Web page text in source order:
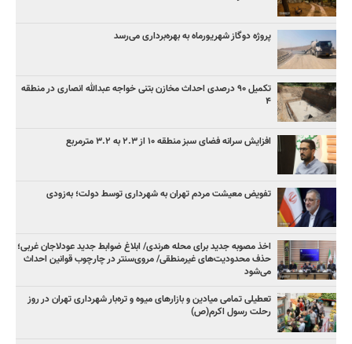
پروژه دوگاز شهریورماه به بهره‌برداری می‌رسد
تکمیل ۹۰ درصدی احداث مخازن بتنی خواجه عبدالله انصاری در منطقه
۴
افزایش سرانه فضای سبز منطقه ۱۰ از ۲.۳ به ۳.۲ مترمربع
تفویض معیشت مردم تهران به شهرداری توسط دولت؛ به‌زودی
اخذ مصوبه جدید برای محله هرندی/ ابلاغ ضوابط جدید عودلاجان غربی؛
حذف محدودیت‌های غیرمنطقی/ مروی‌سنتر در چارچوب قوانین احداث
می‌شود
تعطیلی تمامی میادین و بازارهای میوه و تره‌بار شهرداری تهران در روز
رحلت رسول اکرم(ص)